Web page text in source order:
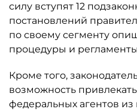
силу вступят 12
постановлений
по своему сегменту
процедуры и
Кроме того,
возможность
федеральных агентов из